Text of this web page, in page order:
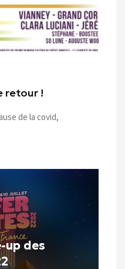
retour !
de la covid,
up des